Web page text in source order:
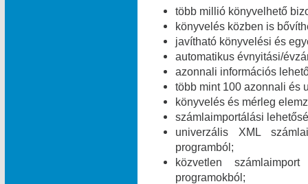
több millió könyvelhető
könyvelés közben is
javítható könyvelési és
automatikus évnyitási/
azonnali információs
több mint 100 azonnali és
könyvelés és mérleg
számlaimportálási
univerzális XML
programból;
közvetlen
programokból;